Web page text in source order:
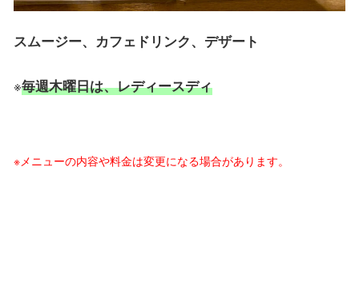
スムージー、カフェドリンク、デザート
※毎週木曜日は、レディースディ
※メニューの内容や料金は変更になる場合があります。